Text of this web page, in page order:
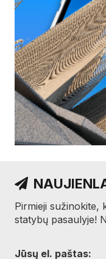
Pirmieji sužinokite,
statybų pasaulyje!
Jūsų el. paštas: